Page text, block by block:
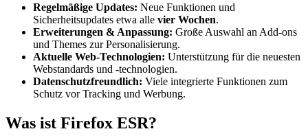
Regelmäßige Updates: Neue Funktionen und
Sicherheitsupdates etwa alle vier Wochen.
Erweiterungen & Anpassung: Große Auswahl an Add-ons
und Themes zur Personalisierung.
Aktuelle Web-Technologien: Unterstützung für die neuesten
Webstandards und -technologien.
Datenschutzfreundlich: Viele integrierte Funktionen zum
Schutz vor Tracking und Werbung.
Was ist Firefox ESR?